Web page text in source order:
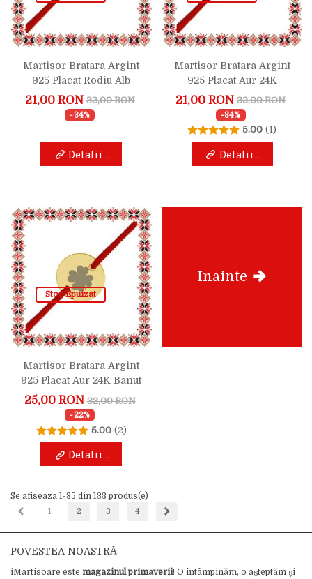
Martisor Bratara Argint
925 Placat Rodiu Alb
Inimioara Trifoi
21,00 RON 32,00 RON
-34%
Detalii...
Martisor Bratara Argint
925 Placat Aur 24K
Inimioara Trifoi
21,00 RON 32,00 RON
-34%
5.00 (1)
Detalii...
Stoc Epuizat
Martisor Bratara Argint
925 Placat Aur 24K Banut
Trifoi
25,00 RON 32,00 RON
-22%
5.00 (2)
Detalii...
Inainte
Se afiseaza 1-35 din 133 produs(e)
Inapoi1 2 3 4
POVESTEA NOASTRĂ
iMartisoare este magazinul primăverii! O întâmpinăm, o așteptăm și